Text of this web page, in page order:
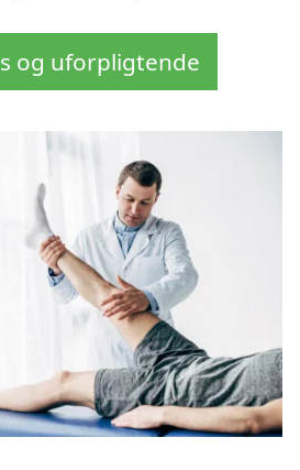
og uforpligtende